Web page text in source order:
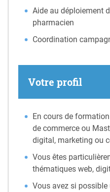
Aide au déploiement
pharmacien
Coordination
Votre profil
En cours de
de commerce ou
digital, marketing ou
Vous êtes
thématiques web,
Vous avez si possible